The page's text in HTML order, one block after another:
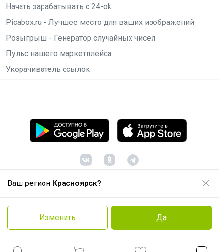
Ваш регион Красноярск?
Изменить Да
Начать зарабатывать с 24-ok
Picabox.ru - Лучшее место для ваших изображений
Розыгрыш - Генератор случайных чисел
Пульс нашего маркетплейса
Укорачиватель ссылок
© ООО "Лявита", ОГРН 1122468054070, 2012 -2026
Политика конфиденциальности
Cоглашение пользователя